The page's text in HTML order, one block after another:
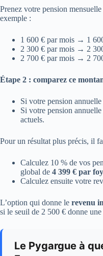
Prenez votre pension
exemple :
1 600 € par mois → 1
2 300 € par mois → 2
2 700 € par mois → 2
Étape 2 : comparez ce
Si votre pension annuelle
Si votre pension annuelle
actuels.
Pour un résultat plus précis, il
Calculez 10 % de vos
global de 4 399 € par
Calculez ensuite votre
L’option qui donne le revenu
si le seuil de 2 500 € donne
Le Pygargue à